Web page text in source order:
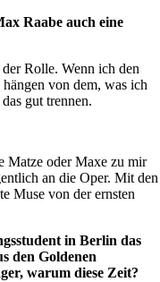
Raabe auch eine
Rolle. Wenn ich den
von dem, was ich
gut trennen.
Matze oder Maxe zu mir
an die Oper. Mit den
Muse von der ernsten
in Berlin das
den Goldenen
warum diese Zeit?